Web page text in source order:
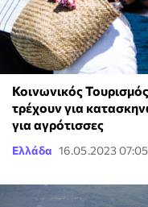
Κοινωνικός
τρέχουν για
για αγρότισσες
Ελλάδα 16.05.2023 07:05